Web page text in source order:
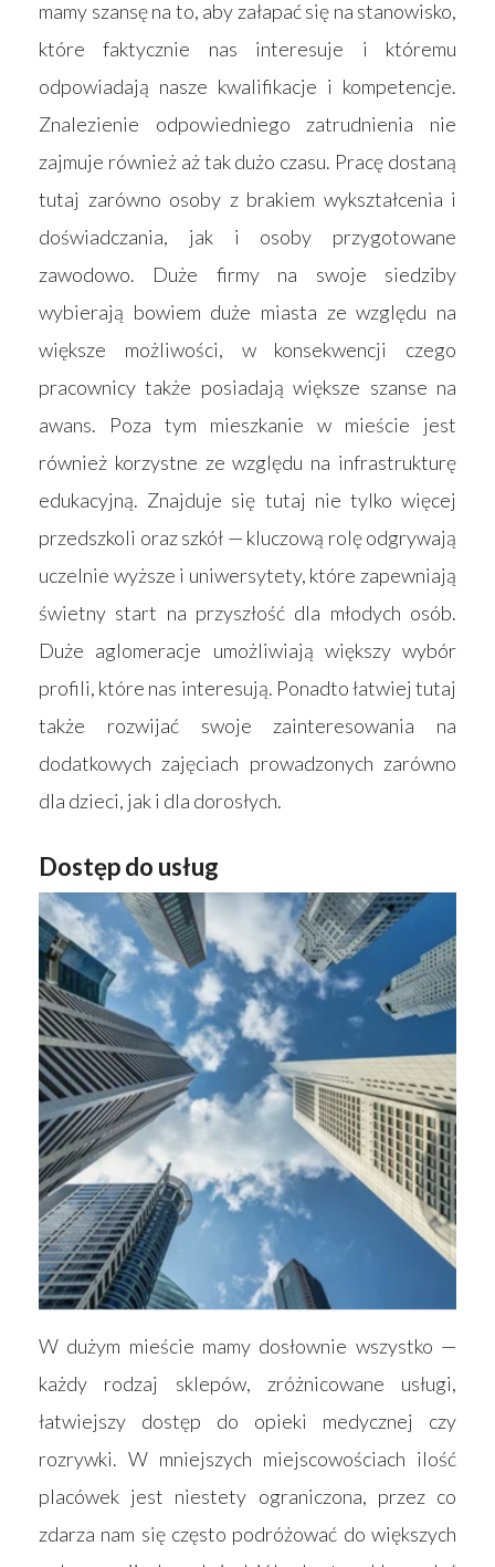
mamy szansę na to, aby załapać się na stanowisko,
które faktycznie nas interesuje i któremu
odpowiadają nasze kwalifikacje i kompetencje.
Znalezienie odpowiedniego zatrudnienia nie
zajmuje również aż tak dużo czasu. Pracę dostaną
tutaj zarówno osoby z brakiem wykształcenia i
doświadczania, jak i osoby przygotowane
zawodowo. Duże firmy na swoje siedziby
wybierają bowiem duże miasta ze względu na
większe możliwości, w konsekwencji czego
pracownicy także posiadają większe szanse na
awans. Poza tym mieszkanie w mieście jest
również korzystne ze względu na infrastrukturę
edukacyjną. Znajduje się tutaj nie tylko więcej
przedszkoli oraz szkół — kluczową rolę odgrywają
uczelnie wyższe i uniwersytety, które zapewniają
świetny start na przyszłość dla młodych osób.
Duże aglomeracje umożliwiają większy wybór
profili, które nas interesują. Ponadto łatwiej tutaj
także rozwijać swoje zainteresowania na
dodatkowych zajęciach prowadzonych zarówno
dla dzieci, jak i dla dorosłych.
Dostęp do usług
W dużym mieście mamy dosłownie wszystko —
każdy rodzaj sklepów, zróżnicowane usługi,
łatwiejszy dostęp do opieki medycznej czy
rozrywki. W mniejszych miejscowościach ilość
placówek jest niestety ograniczona, przez co
zdarza nam się często podróżować do większych